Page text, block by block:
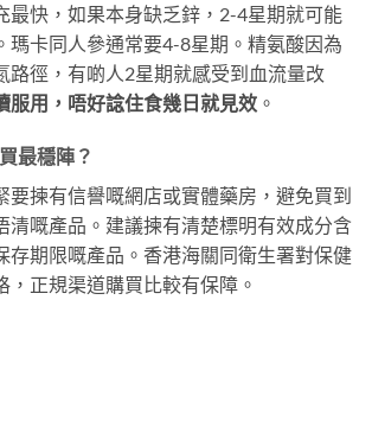
最快，如果本身缺乏鋅，2-4星期就可能
瑪卡同人參通常要4-8星期。精氨酸因為
路徑，有啲人2星期就感受到血流量改
服用，唔好諗住食幾日就見效 。
最穩陣？
要揀有信譽嘅網店或實體藥房，避免買到
清嘅產品。建議揀有清楚標明有效成分含
存期限嘅產品。香港海關同衛生署對保健
，正規渠道購買比較有保障。